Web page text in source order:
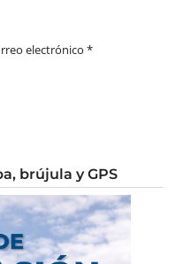
electrónico *
brújula y GPS